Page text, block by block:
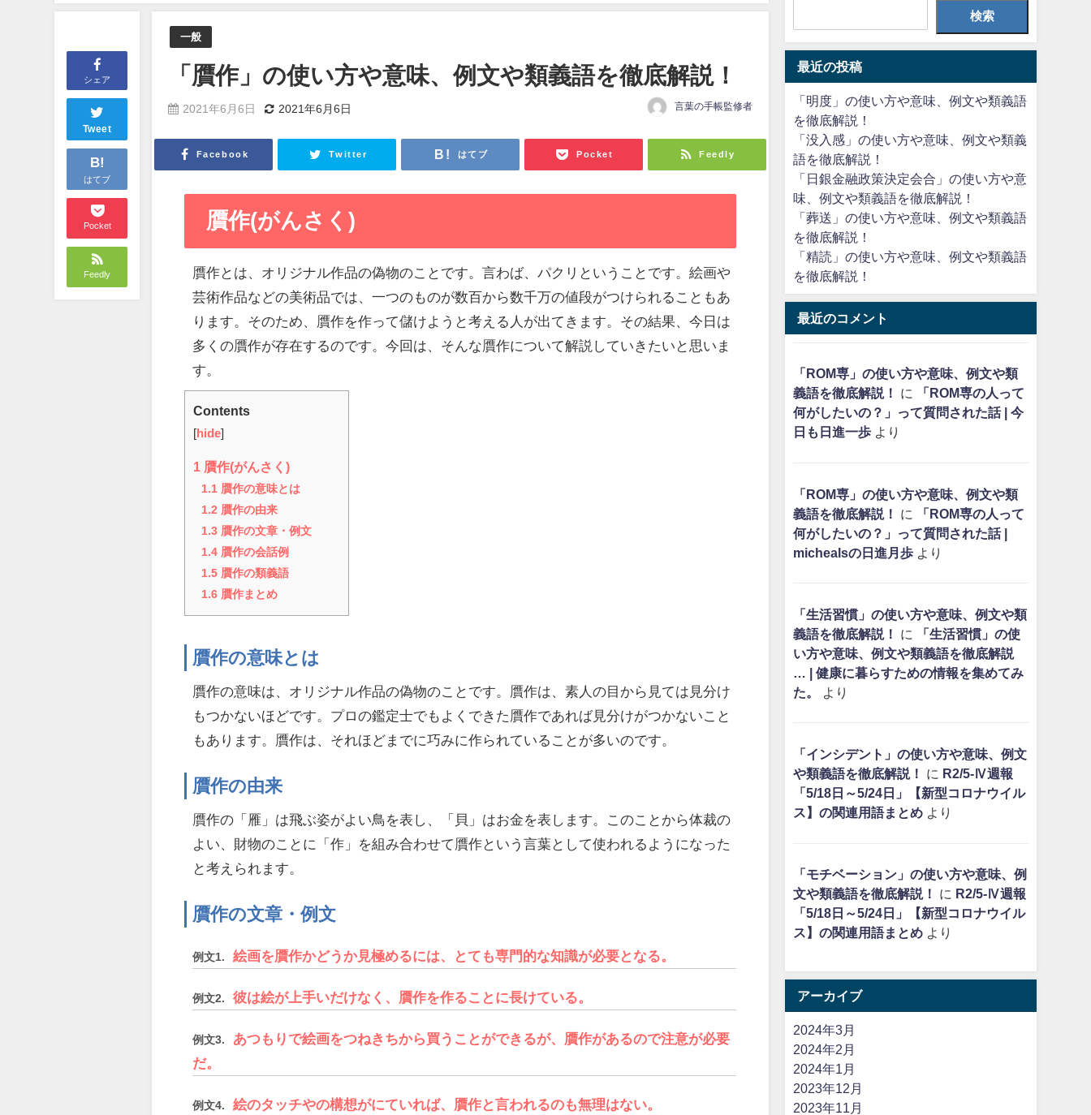
シェア
Tweet
B!
はてブ
Pocket
Feedly
一般
「贋作」の使い方や意味、例文や類義語を徹底解説！
2021年6月6日 2021年6月6日 言葉の手帳監修者
Facebook Twitter はてブ Pocket Feedly
贋作(がんさく)
贋作とは、オリジナル作品の偽物のことです。言わば、パクリということです。絵画や
芸術作品などの美術品では、一つのものが数百から数千万の値段がつけられることもあ
ります。そのため、贋作を作って儲けようと考える人が出てきます。その結果、今日は
多くの贋作が存在するのです。今回は、そんな贋作について解説していきたいと思いま
す。
Contents
[ hide]
1 贋作(がんさく)
1.1 贋作の意味とは
1.2 贋作の由来
1.3 贋作の文章・例文
1.4 贋作の会話例
1.5 贋作の類義語
1.6 贋作まとめ
贋作の意味とは
贋作の意味は、オリジナル作品の偽物のことです。贋作は、素人の目から見ては見分け
もつかないほどです。プロの鑑定士でもよくできた贋作であれば見分けがつかないこと
もあります。贋作は、それほどまでに巧みに作られていることが多いのです。
贋作の由来
贋作の「雁」は飛ぶ姿がよい鳥を表し、「貝」はお金を表します。このことから体裁の
よい、財物のことに「作」を組み合わせて贋作という言葉として使われるようになった
と考えられます。
贋作の文章・例文
例文1. 絵画を贋作かどうか見極めるには、とても専門的な知識が必要となる。
例文2. 彼は絵が上手いだけなく、贋作を作ることに長けている。
例文3.
あつもりで絵画をつねきちから買うことができるが、贋作があるので注意が必要
だ。
例文4. 絵のタッチやの構想がにていれば、贋作と言われるのも無理はない。
検索
最近の投稿
「明度」の使い方や意味、例文や類義語
を徹底解説！
「没入感」の使い方や意味、例文や類義
語を徹底解説！
「日銀金融政策決定会合」の使い方や意
味、例文や類義語を徹底解説！
「葬送」の使い方や意味、例文や類義語
を徹底解説！
「精読」の使い方や意味、例文や類義語
を徹底解説！
最近のコメント
「ROM専」の使い方や意味、例文や類
義語を徹底解説！
に
「ROM専の人って
何がしたいの？」って質問された話 | 今
日も日進一歩より
「ROM専」の使い方や意味、例文や類
義語を徹底解説！
に
「ROM専の人って
何がしたいの？」って質問された話 |
michealsの日進月歩より
「生活習慣」の使い方や意味、例文や類
義語を徹底解説！
に
「生活習慣」の使
い方や意味、例文や類義語を徹底解説
… | 健康に暮らすための情報を集めてみ
た。
より
「インシデント」の使い方や意味、例文
や類義語を徹底解説！
に R2/5-Ⅳ週報
「5/18日～5/24日」【新型コロナウイル
ス】の関連用語まとめより
「モチベーション」の使い方や意味、例
文や類義語を徹底解説！
に R2/5-Ⅳ週報
「5/18日～5/24日」【新型コロナウイル
ス】の関連用語まとめより
アーカイブ
2024年3月
2024年2月
2024年1月
2023年12月
2023年11月